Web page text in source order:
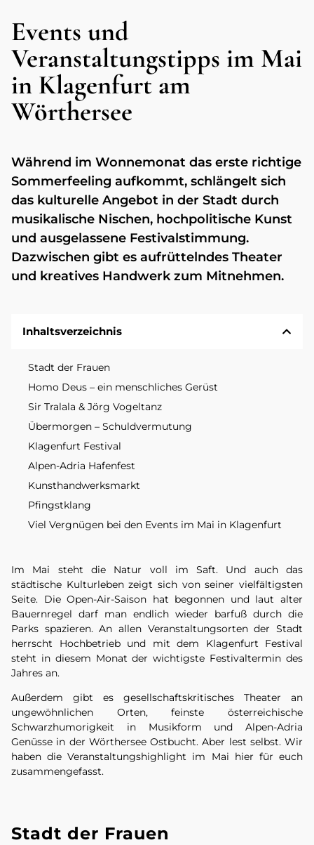
Events und
Veranstaltungstipps im Mai
in Klagenfurt am
Wörthersee
Während im Wonnemonat das erste richtige
Sommerfeeling aufkommt, schlängelt sich
das kulturelle Angebot in der Stadt durch
musikalische Nischen, hochpolitische Kunst
und ausgelassene Festivalstimmung.
Dazwischen gibt es aufrüttelndes Theater
und kreatives Handwerk zum Mitnehmen.
Inhaltsverzeichnis
Stadt der Frauen
Homo Deus – ein menschliches Gerüst
Sir Tralala & Jörg Vogeltanz
Übermorgen – Schuldvermutung
Klagenfurt Festival
Alpen-Adria Hafenfest
Kunsthandwerksmarkt
Pfingstklang
Viel Vergnügen bei den Events im Mai in Klagenfurt
Im Mai steht die Natur voll im Saft. Und auch das
städtische Kulturleben zeigt sich von seiner vielfältigsten
Seite. Die Open-Air-Saison hat begonnen und laut alter
Bauernregel darf man endlich wieder barfuß durch die
Parks spazieren. An allen Veranstaltungsorten der Stadt
herrscht Hochbetrieb und mit dem Klagenfurt Festival
steht in diesem Monat der wichtigste Festivaltermin des
Jahres an.
Außerdem gibt es gesellschaftskritisches Theater an
ungewöhnlichen Orten, feinste österreichische
Schwarzhumorigkeit in Musikform und Alpen-Adria
Genüsse in der Wörthersee Ostbucht. Aber lest selbst. Wir
haben die Veranstaltungshighlight im Mai hier für euch
zusammengefasst.
Stadt der Frauen